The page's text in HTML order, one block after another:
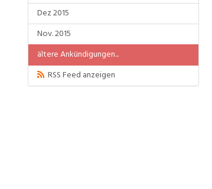
Dez 2015
Nov. 2015
ältere Ankündigungen...
RSS Feed anzeigen